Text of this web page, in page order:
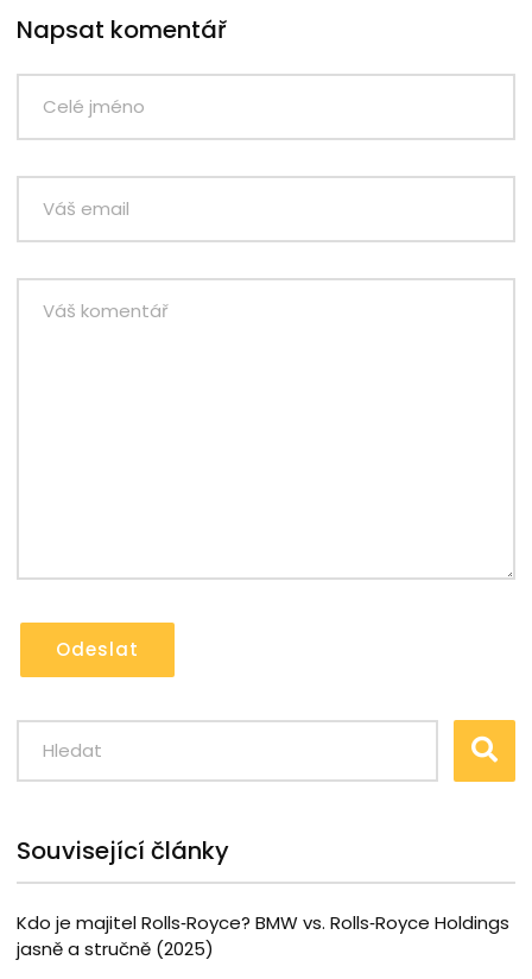
Napsat komentář
Odeslat
Související články
Kdo je majitel Rolls‑Royce? BMW vs. Rolls‑Royce Holdings
jasně a stručně (2025)